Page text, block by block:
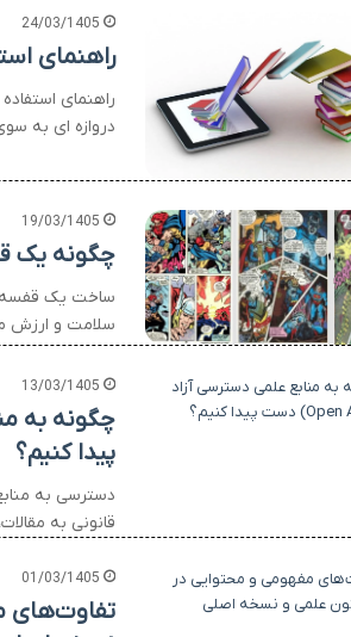
24/03/1405
راهنمای
راهنمای
دروازه ای به
19/03/1405
چگونه یک
ساخت یک قفسه
سلامت و ارزش
13/03/1405
پیدا کنیم؟
قانونی به
01/03/1405
تفاوت‌های